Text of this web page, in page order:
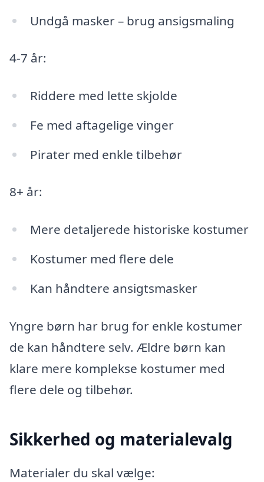
Undgå masker – brug ansigsmaling
4-7 år:
Riddere med lette skjolde
Fe med aftagelige vinger
Pirater med enkle tilbehør
8+ år:
Mere detaljerede historiske kostumer
Kostumer med flere dele
Kan håndtere ansigtsmasker
Yngre børn har brug for enkle kostumer
de kan håndtere selv. Ældre børn kan
klare mere komplekse kostumer med
flere dele og tilbehør.
Sikkerhed og materialevalg
Materialer du skal vælge: